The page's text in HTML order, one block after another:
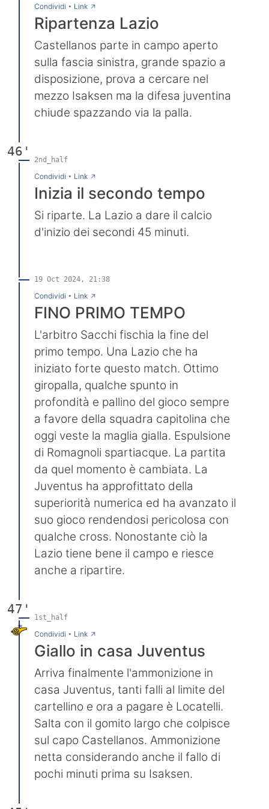
Condividi • Link→
Ripartenza Lazio
Castellanos parte in campo aperto
sulla fascia sinistra, grande spazio a
disposizione, prova a cercare nel
mezzo Isaksen ma la difesa juventina
chiude spazzando via la palla.
46'
2nd_half
Condividi • Link→
Inizia il secondo tempo
Si riparte. La Lazio a dare il calcio
d'inizio dei secondi 45 minuti.
19 Oct 2024, 21:38
Condividi • Link→
FINO PRIMO TEMPO
L'arbitro Sacchi fischia la fine del
primo tempo. Una Lazio che ha
iniziato forte questo match. Ottimo
giropalla, qualche spunto in
profondità e pallino del gioco sempre
a favore della squadra capitolina che
oggi veste la maglia gialla. Espulsione
di Romagnoli spartiacque. La partita
da quel momento è cambiata. La
Juventus ha approfittato della
superiorità numerica ed ha avanzato il
suo gioco rendendosi pericolosa con
qualche cross. Nonostante ciò la
Lazio tiene bene il campo e riesce
anche a ripartire.
47'
1st_half
Condividi • Link→
Giallo in casa Juventus
Arriva finalmente l'ammonizione in
casa Juventus, tanti falli al limite del
cartellino e ora a pagare è Locatelli.
Salta con il gomito largo che colpisce
sul capo Castellanos. Ammonizione
netta considerando anche il fallo di
pochi minuti prima su Isaksen.